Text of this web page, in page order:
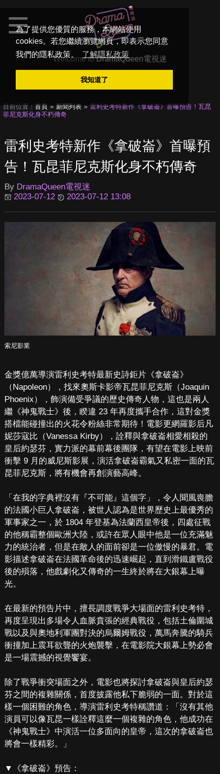
為了提供您優質的服務，本網站使用
cookies。若您繼續瀏覽網頁，即表示您同意
我們的隱私政策。
了解隱私政策
我知道了
Welcome toDramaQueen電視迷
目前位置： 首頁 新聞列表
雷利史考特新作《拿破崙》首曝預告！瓦昆
菲尼克斯化身不朽傳奇
雷利史考特新作《拿破崙》首曝預
告！瓦昆菲尼克斯化身不朽傳奇
By DramaQueen電視迷
2023-07-12
2023-07-12 13:08
索尼影業
金獎億萬導演雷利史考特最新史詩鉅片《拿破崙》
（Napoleon），找來奧斯卡影帝瓦昆菲尼克斯（Joaquin
Phoenix），飾演備受爭議的歷史傳奇人物，這也是兩人
繼《神鬼戰士》後，睽違 23 年再度攜手合作，這對金獎
搭檔能碰撞出的火花令粉絲非常期待！電影更網羅影后凡
妮莎寇比（Vanessa Kirby），詮釋與拿破崙相愛相殺的
皇后約瑟芬，實力派的幕前幕後團隊，有望在電影上映前
衝擊 9 月的威尼斯影展，演活拿破崙霸氣又私密一面的瓦
昆菲尼克斯，將有機會再創演藝高峰。
「在我的字典裡沒有『不可能』這個字」，令人聞風喪膽
的法國小巨人拿破崙，被世人認為是世界歷史上最優秀的
軍事家之一，於 1804 年登基為法蘭西皇帝後，四處征戰
的他稱霸整個歐洲大陸，或許在眾人眼中他是一位充滿魅
力的統治者，但是在敵人的面前卻是一位傲慢的暴君。電
影描述拿破崙在法國革命後的迅速崛起，直到滑鐵盧戰役
後的殞落，他戲劇化又傳奇的一生終於將在大銀幕上曝
光。
在最新的預告片中，擅長調度戰爭大場面的雷利史考特，
再度呈現出多場令人血脈賁張的經典戰役，包括土倫圍城
戰以及與奧地利軍團對決的烏爾姆戰役，萬馬奔騰的騎兵
衝撞加上震耳欲聾的火炮襲擊，在電影院大銀幕上勢必會
是一場震撼的視覺饗宴。
除了戰爭衝突場面之外，電影也將探討拿破崙與皇后約瑟
芬之間的複雜關係，首度披露他私下脆弱的一面。對於這
樣一個困難的角色，導演雷利史考特稱讚道：「沒有其他
演員可以像瓦昆一樣詮釋這麼一個複雜的角色，他成功在
《神鬼戰士》中演活一位多面向的皇帝，這次的拿破崙也
將會一樣精彩。」
▼《拿破崙》預告：